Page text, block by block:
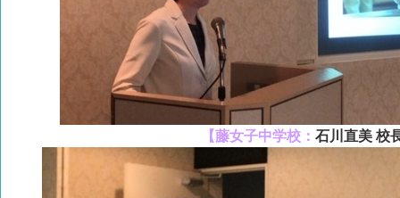
【藤女子中学校：石川直美 校